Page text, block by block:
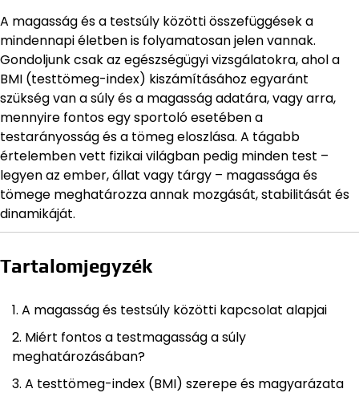
A magasság és a testsúly közötti összefüggések a
mindennapi életben is folyamatosan jelen vannak.
Gondoljunk csak az egészségügyi vizsgálatokra, ahol a
BMI (testtömeg-index) kiszámításához egyaránt
szükség van a súly és a magasság adatára, vagy arra,
mennyire fontos egy sportoló esetében a
testarányosság és a tömeg eloszlása. A tágabb
értelemben vett fizikai világban pedig minden test –
legyen az ember, állat vagy tárgy – magassága és
tömege meghatározza annak mozgását, stabilitását és
dinamikáját.
Tartalomjegyzék
A magasság és testsúly közötti kapcsolat alapjai
Miért fontos a testmagasság a súly
meghatározásában?
A testtömeg-index (BMI) szerepe és magyarázata